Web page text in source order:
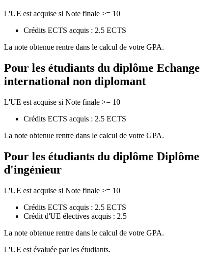
L'UE est acquise si Note finale >= 10
Crédits ECTS acquis : 2.5 ECTS
La note obtenue rentre dans le calcul de votre GPA.
Pour les étudiants du diplôme Echange
international non diplomant
L'UE est acquise si Note finale >= 10
Crédits ECTS acquis : 2.5 ECTS
La note obtenue rentre dans le calcul de votre GPA.
Pour les étudiants du diplôme Diplôme
d'ingénieur
L'UE est acquise si Note finale >= 10
Crédits ECTS acquis : 2.5 ECTS
Crédit d'UE électives acquis : 2.5
La note obtenue rentre dans le calcul de votre GPA.
L'UE est évaluée par les étudiants.